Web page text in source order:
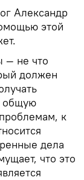
Александр
этой
— не что
должен
общую
к
дела
что это